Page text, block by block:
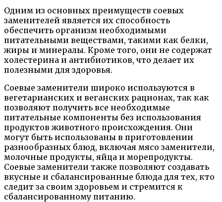
Одним из основных преимуществ соевых
заменителей является их способность
обеспечить организм необходимыми
питательными веществами, такими как белки,
жиры и минералы. Кроме того, они не содержат
холестерина и антибиотиков, что делает их
полезными для здоровья.
Соевые заменители широко используются в
вегетарианских и веганских рационах, так как
позволяют получить все необходимые
питательные компоненты без использования
продуктов животного происхождения. Они
могут быть использованы в приготовлении
разнообразных блюд, включая мясо заменители,
молочные продукты, яйца и морепродукты.
Соевые заменители также позволяют создавать
вкусные и сбалансированные блюда для тех, кто
следит за своим здоровьем и стремится к
сбалансированному питанию.